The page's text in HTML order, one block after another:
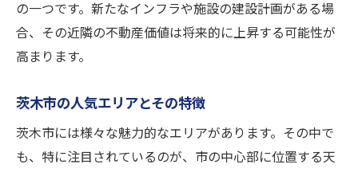
の一つです。新たなインフラや施設の建設計画がある場
合、その近隣の不動産価値は将来的に上昇する可能性が
高まります。
茨木市の人気エリアとその特徴
茨木市には様々な魅力的なエリアがあります。その中で
も、特に注目されているのが、市の中心部に位置する天